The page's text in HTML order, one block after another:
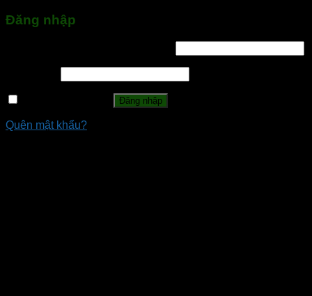
Đăng nhập
Đăng nhập
Quên mật khẩu?